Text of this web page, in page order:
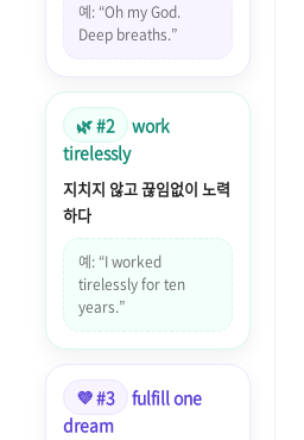
예: “Oh my God.
Deep breaths.”
🌿 #2
work
tirelessly
지치지 않고 끊임없이 노력
하다
예: “I worked
tirelessly for ten
years.”
💜 #3
fulfill one
dream